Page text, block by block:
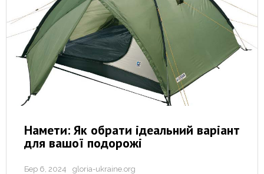
Намети: Як обрати ідеальний варіант
для вашої подорожі
Бер 6, 2024 gloria-ukraine.org